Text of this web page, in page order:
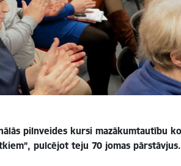
pilnveides kursi mazākumtautību
pulcējot teju 70 jomas pārstāvjus.